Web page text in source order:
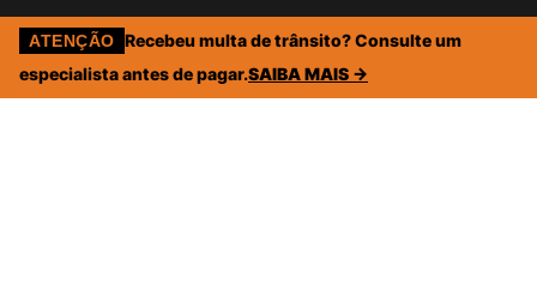
ATENÇÃO Recebeu multa de trânsito? Consulte um
especialista antes de pagar.SAIBA MAIS →